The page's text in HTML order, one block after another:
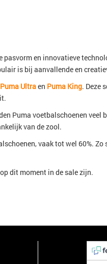
en innovatieve
is bij aanvallende en
Puma Ultraen Puma King. Deze
Puma voetbalschoenen veel
van de zool.
vaak tot wel 60%.
dit moment in de sale zijn.